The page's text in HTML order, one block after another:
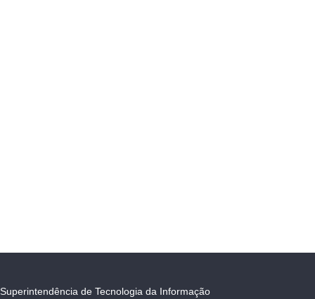
Superintendência de Tecnologia da Informação